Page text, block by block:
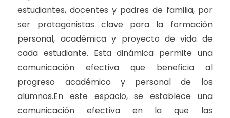
estudiantes, docentes y padres de familia, por
ser protagonistas clave para la formación
personal, académica y proyecto de vida de
cada estudiante. Esta dinámica permite una
comunicación efectiva que beneficia al
progreso académico y personal de los
alumnos.En este espacio, se establece una
comunicación efectiva en la que las